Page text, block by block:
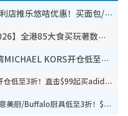
长者优惠｜OK便利店推乐悠咭优惠！买面包/牛奶/保健品拍卡即减
【8月生日优惠2026】全港85大食买玩著数攻略 自助餐/火锅放题同行免费＋诚品/DONKI送现金券
开仓优惠｜铜锣湾MICHAEL KORS开仓低至17折！直击$500起买手袋/钱包/鞋款 必买经典Jet Set系列
开仓优惠｜马拉松开仓低至3折！直击$99起买adidas／New Balance／Puma鞋款 STANLEY保温杯劈价至$119起
厨具优惠｜普乐氏/意美厨/Buffalo厨具低至3折！$89起买煎锅/炒锅/个人锅 同场小家电激减至$99起